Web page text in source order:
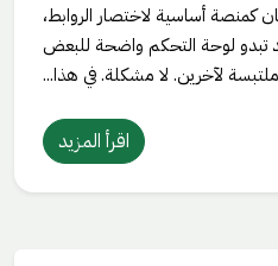
كمنصة أساسية لاختصار الروابط،
لوحة التحكم واضحة للبعض
لآخرين. لا مشكلة. في هذا...
اقرأ المزيد